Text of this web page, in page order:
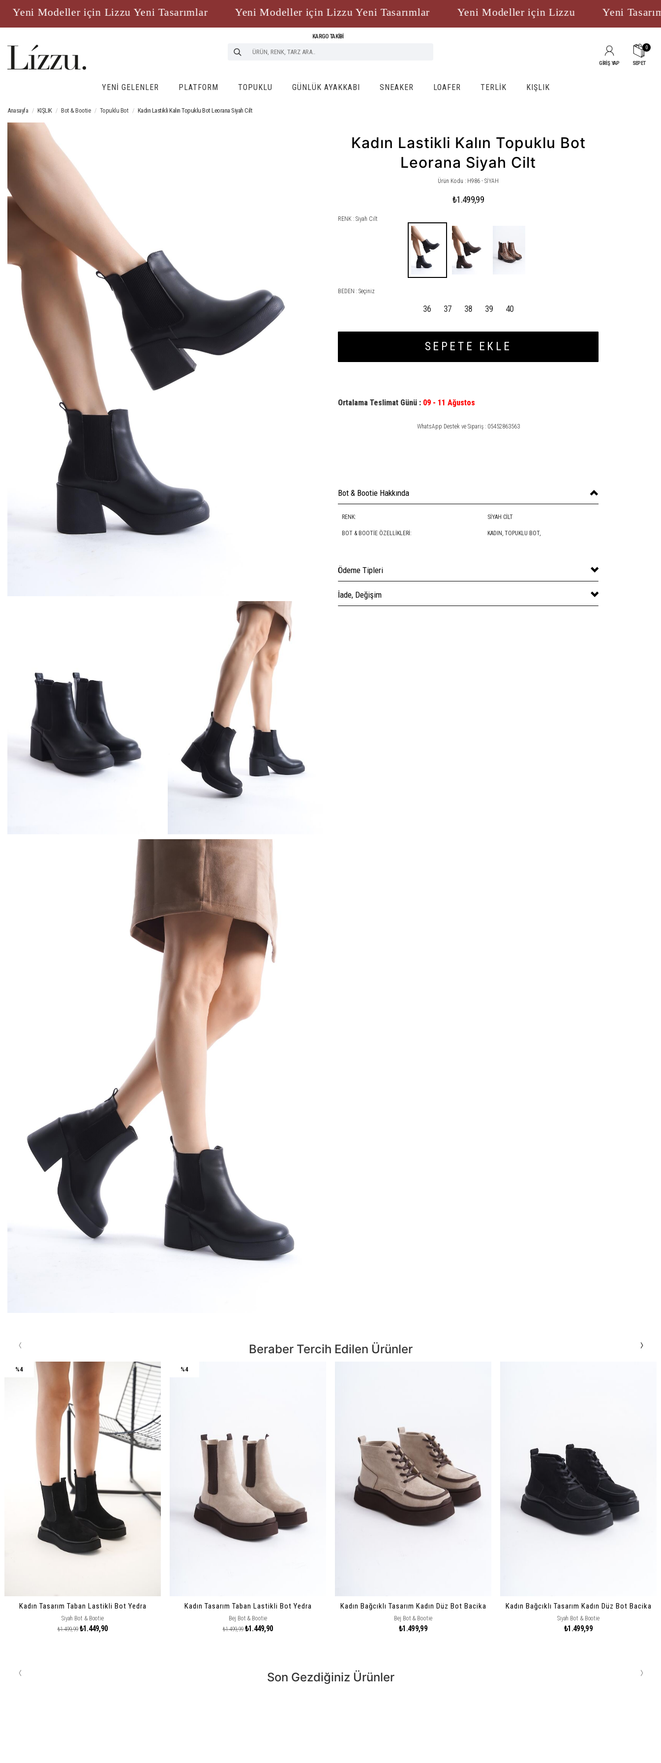
Modeller için Lizzu Yeni Tasarımlar Yeni Modeller için Lizzu Yeni Tasarımlar Yeni Modeller için Lizzu Yeni Tasarımlar
KARGO TAKİBİ
SEPET
0
GİRİŞ YAP
YENİ GELENLER PLATFORM TOPUKLU GÜNLÜK AYAKKABI SNEAKER LOAFER TERLİK KIŞLIK
Anasayfa KIŞLIK Bot & Bootie Topuklu Bot Kadın Lastikli Kalın Topuklu Bot Leorana Siyah Cilt
Kadın Lastikli Kalın Topuklu Bot
Leorana Siyah Cilt
Ürün Kodu : H986 - SİYAH
₺1.499,99
RENK : Siyah Cilt
BEDEN : Seçiniz
36 37 38 39 40
SEPETE EKLE
Ortalama Teslimat Günü : 09 - 11 Ağustos
WhatsApp Destek ve Sipariş : 05452863563
Bot & Bootie Hakkında
RENK: SIYAH CILT
BOT & BOOTIE ÖZELLIKLERI: KADIN, TOPUKLU BOT,
Ödeme Tipleri
İade, Değişim
Beraber Tercih Edilen Ürünler
%4
Kadın Tasarım Taban Lastikli Bot Yedra
Siyah Bot & Bootie
₺1.499,99₺1.449,90
%4
Kadın Tasarım Taban Lastikli Bot Yedra
Bej Bot & Bootie
₺1.499,99₺1.449,90
Kadın Bağcıklı Tasarım Kadın Düz Bot Bacika
Bej Bot & Bootie
₺1.499,99
Kadın Bağcıklı Tasarım Kadın Düz Bot Bacika
Siyah Bot & Bootie
₺1.499,99
Son Gezdiğiniz Ürünler